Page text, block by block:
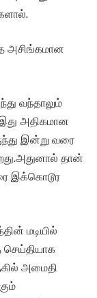
அசிங்கமான
வந்தாலும்
இது அதிகமான
இன்று வரை
தான்
இக்கொடூர
மடியில்
அமைதி